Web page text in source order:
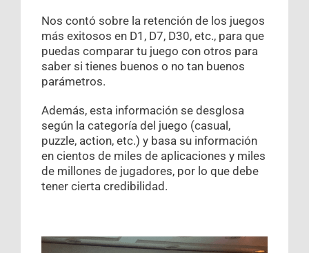
Nos contó sobre la retención de los juegos
más exitosos en D1, D7, D30, etc., para que
puedas comparar tu juego con otros para
saber si tienes buenos o no tan buenos
parámetros.
Además, esta información se desglosa
según la categoría del juego (casual,
puzzle, action, etc.) y basa su información
en cientos de miles de aplicaciones y miles
de millones de jugadores, por lo que debe
tener cierta credibilidad.